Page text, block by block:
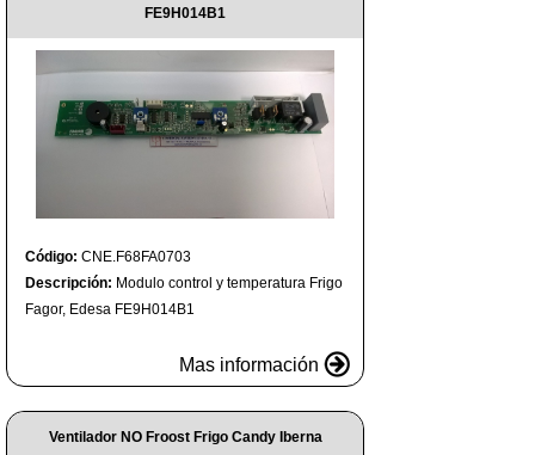
FE9H014B1
Código: CNE.F68FA0703
Descripción: Modulo control y temperatura Frigo
Fagor, Edesa FE9H014B1
Mas información
Ventilador NO Froost Frigo Candy Iberna